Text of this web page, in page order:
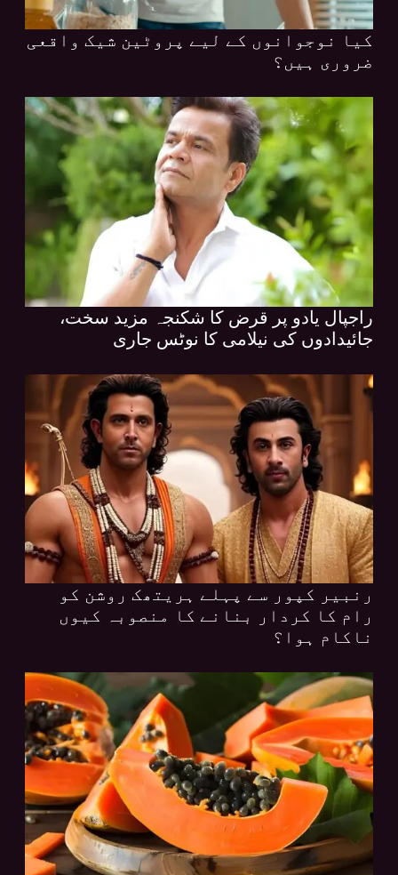
کیا نوجوانوں کے لیے پروٹین شیک واقعی
ضروری ہیں؟
راجپال یادو پر قرض کا شکنجہ مزید سخت،
جائیدادوں کی نیلامی کا نوٹس جاری
رنبیر کپور سے پہلے ہریتھک روشن کو
رام کا کردار بنانے کا منصوبہ کیوں
ناکام ہوا؟